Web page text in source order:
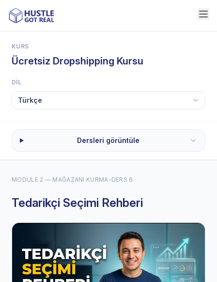
KURS
Ücretsiz Dropshipping Kursu
DIL
Dersleri görüntüle
MODULE 2 — MAĞAZANI KURMA-DERS 6
Tedarikçi Seçimi Rehberi